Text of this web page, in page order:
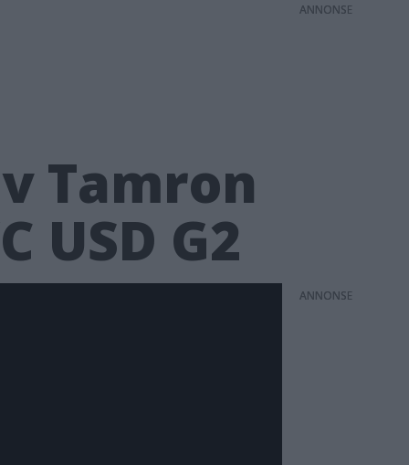
Tamron
USD G2
ANNONS
ANNONS